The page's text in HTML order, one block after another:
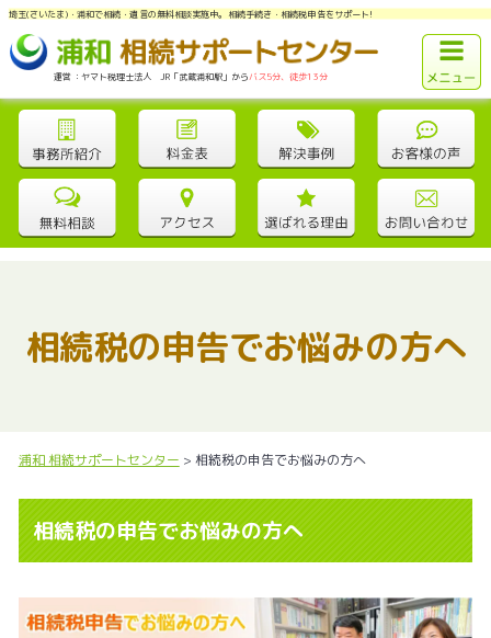
埼玉(さいたま)・浦和で相続・遺言の無料相談実施中。相続手続き・相続税申告をサポート!
運営：ヤマト税理士法人 JR「武蔵浦和駅」からバス5分、徒歩13分
相続税の申告でお悩みの方へ
浦和 相続サポートセンター > 相続税の申告でお悩みの方へ
相続税の申告でお悩みの方へ